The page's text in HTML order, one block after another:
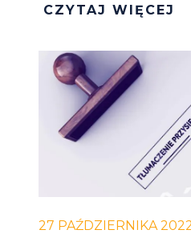
CZYTAJ WIĘCEJ
27 PAŹDZIERNIKA 2022